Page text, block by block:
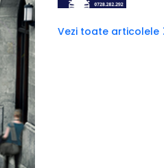
Vezi toate articolele